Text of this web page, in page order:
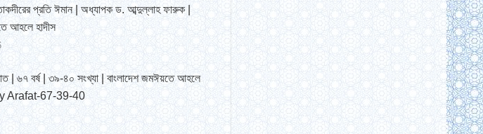
প্রতি ঈমান | অধ্যাপক ড. আব্দুল্লাহ ফারুক |
আহলে হাদীস
| ৬৭ বর্ষ | ৩৯-৪০ সংখ্যা | বাংলাদেশ জমঈয়তে আহলে
Arafat-67-39-40